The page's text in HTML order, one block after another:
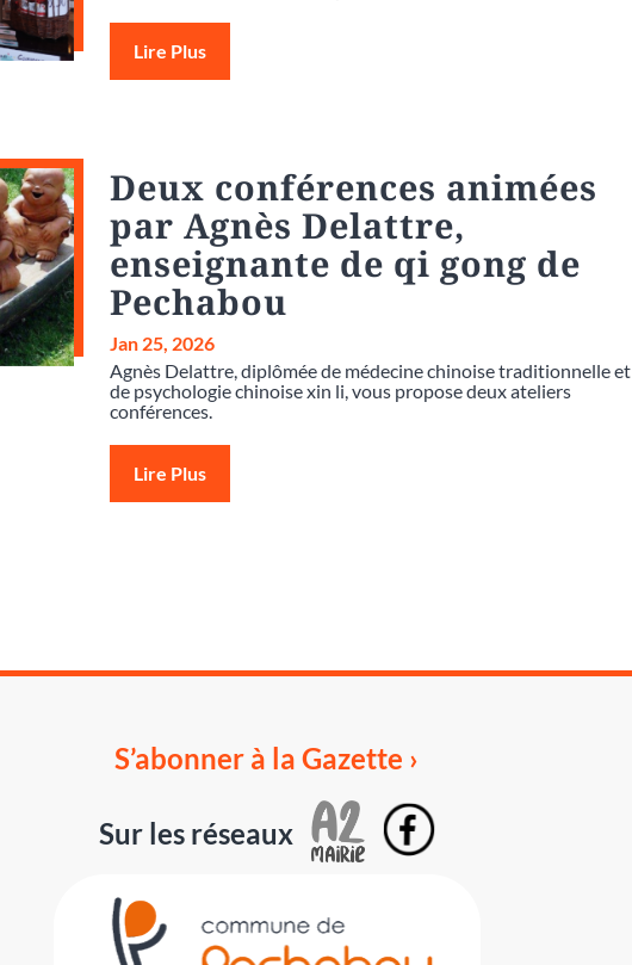
Lire Plus
Deux conférences animées
par Agnès Delattre,
enseignante de qi gong de
Pechabou
Jan 25, 2026
Agnès Delattre, diplômée de médecine chinoise traditionnelle et
de psychologie chinoise xin li, vous propose deux ateliers
conférences.
Lire Plus
S’abonner à la Gazette ›
Sur les réseaux